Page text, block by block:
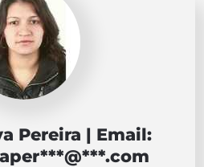
Pereira | Email: